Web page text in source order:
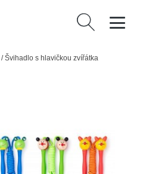
Vyhledávání
/Švihadlo s hlavičkou zvířátka